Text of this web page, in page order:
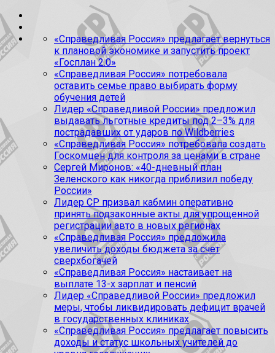
«Справедливая Россия» предлагает вернуться
к плановой экономике и запустить проект
«Госплан 2.0»
«Справедливая Россия» потребовала
оставить семье право выбирать форму
обучения детей
Лидер «Справедливой России» предложил
выдавать льготные кредиты под 2–3% для
пострадавших от ударов по Wildberries
«Справедливая Россия» потребовала создать
Госкомцен для контроля за ценами в стране
Сергей Миронов: «40-дневный план
Зеленского как никогда приблизил победу
России»
Лидер СР призвал кабмин оперативно
принять подзаконные акты для упрощенной
регистрации авто в новых регионах
«Справедливая Россия» предложила
увеличить доходы бюджета за счет
сверхбогачей
«Справедливая Россия» настаивает на
выплате 13-х зарплат и пенсий
Лидер «Справедливой России» предложил
меры, чтобы ликвидировать дефицит врачей
в государственных клиниках
«Справедливая Россия» предлагает повысить
доходы и статус школьных учителей до